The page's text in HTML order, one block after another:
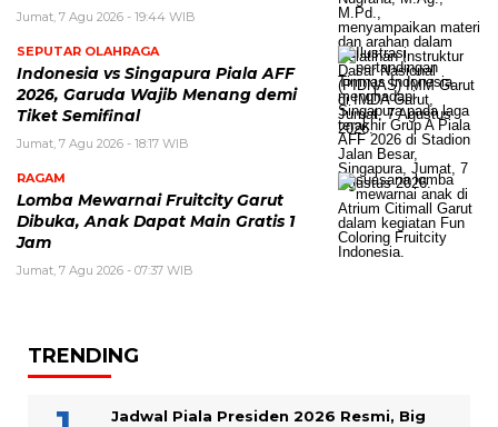
Jumat, 7 Agu 2026 - 19:44 WIB
SEPUTAR OLAHRAGA
Indonesia vs Singapura Piala AFF
2026, Garuda Wajib Menang demi
Tiket Semifinal
Jumat, 7 Agu 2026 - 18:17 WIB
RAGAM
Lomba Mewarnai Fruitcity Garut
Dibuka, Anak Dapat Main Gratis 1
Jam
Jumat, 7 Agu 2026 - 07:37 WIB
TRENDING
Jadwal Piala Presiden 2026 Resmi, Big